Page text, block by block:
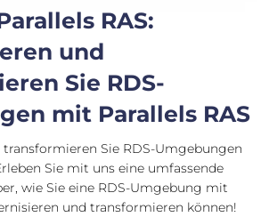
RAS:
und
Sie RDS-
mit Parallels RAS
Sie RDS-Umgebungen
Sie mit uns eine umfassende
wie Sie eine RDS-Umgebung mit
und transformieren können!